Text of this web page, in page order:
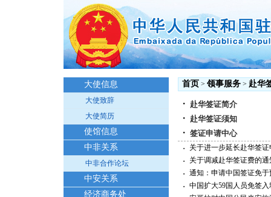
大使信息
大使致辞
大使简历
使馆信息
中非关系
中非合作论坛
中安关系
经济商务处
首页 > 领事服务 > 赴华
・ 赴华签证简介
・ 赴华签证须知
・ 签证申请中心
・
关于进一步延长赴华签
・
关于调减赴华签证费的通
・ 通知：申请中国签证免于
・ 中国扩大59国人员免签